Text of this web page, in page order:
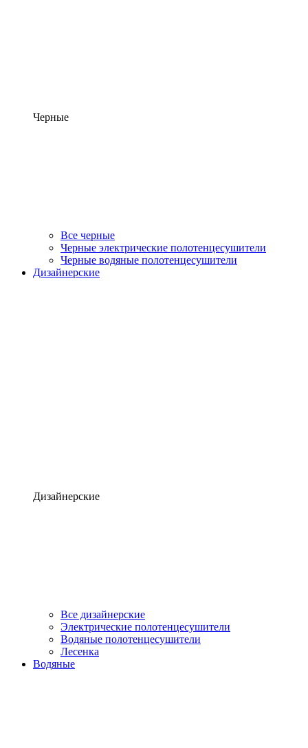
Черные
Все черные
Черные электрические полотенцесушители
Черные водяные полотенцесушители
Дизайнерские
Дизайнерские
Все дизайнерские
Электрические полотенцесушители
Водяные полотенцесушители
Лесенка
Водяные